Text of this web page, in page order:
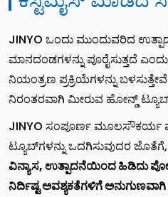
JINYO ಒಂದು ಮುಂದುವರಿದ
ಮಾನದಂಡಗಳನ್ನು ಪೂರೈಸುತ್ತದೆ
ನಿಯಂತ್ರಣ ಪ್ರಕ್ರಿಯೆಗಳನ್ನು
ನಿರಂತರವಾಗಿ ಮೀರುವ ಹೋನ್ಡ್
JINYO ಸಂಪೂರ್ಣ ಮೂಲಸೌಕರ್ಯ
ಟ್ಯೂಬ್‌ಗಳನ್ನು ಒದಗಿಸುವುದರ
ವಿನ್ಯಾಸ, ಉತ್ಪಾದನೆಯಿಂದ ಹಿಡಿದು
ನಿರ್ದಿಷ್ಟ ಅವಶ್ಯಕತೆಗಳಿಗೆ ಅನುಗುಣವಾಗಿ